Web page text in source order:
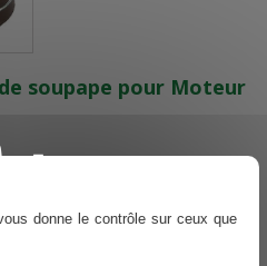
soupape pour Moteur
donne le contrôle sur ceux que